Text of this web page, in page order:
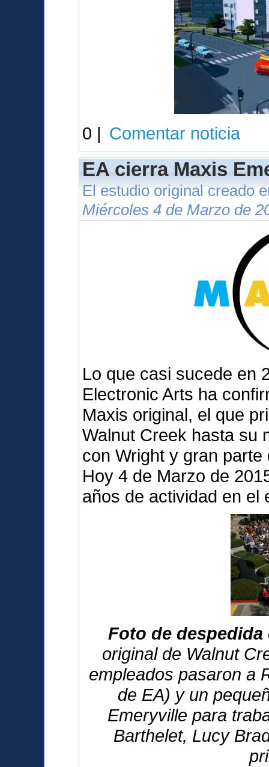
0 | Comentar noticia
EA cierra Maxis
El estudio original creado
Miércoles 4 de Marzo de
Lo que casi sucede en
Electronic Arts ha
Maxis original, el que
Walnut Creek hasta su
con Wright y gran
Hoy 4 de Marzo de
años de actividad en el
Foto de despedida
original de Walnut
empleados pasaron a
de EA) y un
Emeryville para
Barthelet, Lucy